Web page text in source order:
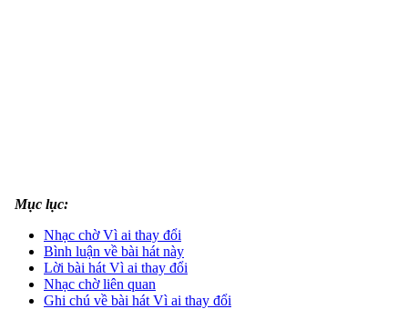
Mục lục:
Nhạc chờ Vì ai thay đổi
Bình luận về bài hát này
Lời bài hát Vì ai thay đổi
Nhạc chờ liên quan
Ghi chú về bài hát Vì ai thay đổi